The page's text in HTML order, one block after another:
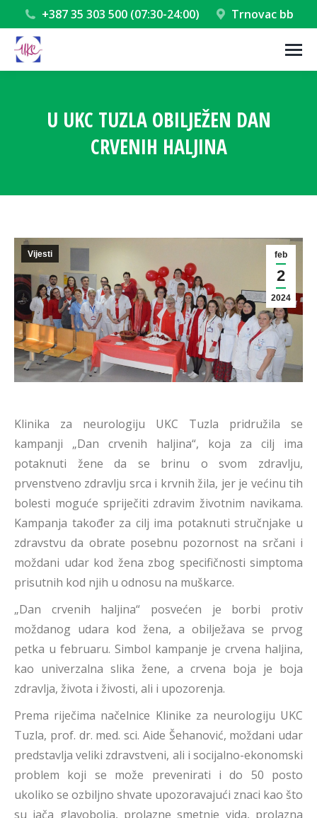
+387 35 303 500 (07:30-24:00) Trnovac bb
U UKC TUZLA OBILJEŽEN DAN
CRVENIH HALJINA
feb
2
2024
Vijesti
Klinika za neurologiju UKC Tuzla pridružila se
kampanji „Dan crvenih haljina“, koja za cilj ima
potaknuti žene da se brinu o svom zdravlju,
prvenstveno zdravlju srca i krvnih žila, jer je većinu tih
bolesti moguće spriječiti zdravim životnim navikama.
Kampanja također za cilj ima potaknuti stručnjake u
zdravstvu da obrate posebnu pozornost na srčani i
moždani udar kod žena zbog specifičnosti simptoma
prisutnih kod njih u odnosu na muškarce.
„Dan crvenih haljina“ posvećen je borbi protiv
moždanog udara kod žena, a obilježava se prvog
petka u februaru. Simbol kampanje je crvena haljina,
kao univerzalna slika žene, a crvena boja je boja
zdravlja, života i živosti, ali i upozorenja.
Prema riječima načelnice Klinike za neurologiju UKC
Tuzla, prof. dr. med. sci. Aide Šehanović, moždani udar
predstavlja veliki zdravstveni, ali i socijalno-ekonomski
problem koji se može prevenirati i do 50 posto
ukoliko se ozbiljno shvate upozoravajući znaci kao što
su jača glavobolja, prolazne smetnje vida, prolazna